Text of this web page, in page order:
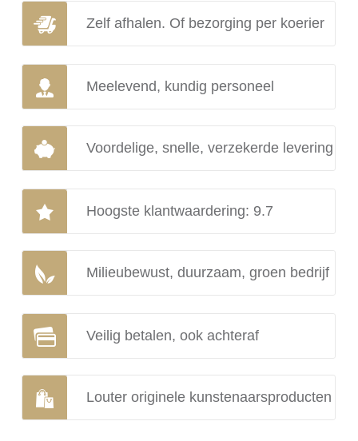
Zelf afhalen. Of bezorging per koerier
Meelevend, kundig personeel
Voordelige, snelle, verzekerde levering
Hoogste klantwaardering: 9.7
Milieubewust, duurzaam, groen bedrijf
Veilig betalen, ook achteraf
Louter originele kunstenaarsproducten